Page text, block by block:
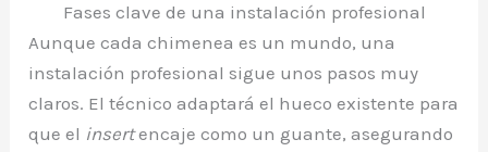
Fases clave de una instalación profesional
Aunque cada chimenea es un mundo, una
instalación profesional sigue unos pasos muy
claros. El técnico adaptará el hueco existente para
que el insertencaje como un guante, asegurando